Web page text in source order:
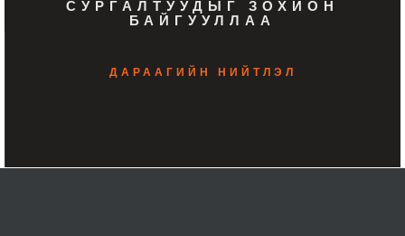
СУРГАЛТУУДЫГ ЗОХИОН
БАЙГУУЛЛАА
ДАРААГИЙН НИЙТЛЭЛ